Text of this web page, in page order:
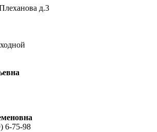
д.3
6-75-98